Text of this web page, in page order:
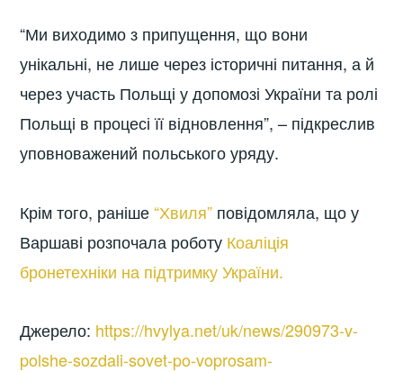
“Ми виходимо з припущення, що вони
унікальні, не лише через історичні питання, а й
через участь Польщі у допомозі України та ролі
Польщі в процесі її відновлення”, – підкреслив
уповноважений польського уряду.
Крім того, раніше“Хвиля” повідомляла, що у
Варшаві розпочала роботу Коаліція
бронетехніки на підтримку України.
Джерело: https://hvylya.net/uk/news/290973-v-
polshe-sozdali-sovet-po-voprosam-